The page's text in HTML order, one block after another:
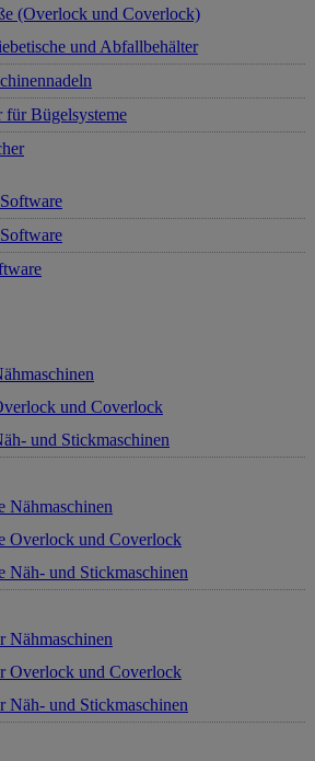
(Overlock und Coverlock)
und Abfallbehälter
für Bügelsysteme
und Coverlock
und Stickmaschinen
Nähmaschinen
Overlock und Coverlock
Näh- und Stickmaschinen
Nähmaschinen
Overlock und Coverlock
Näh- und Stickmaschinen